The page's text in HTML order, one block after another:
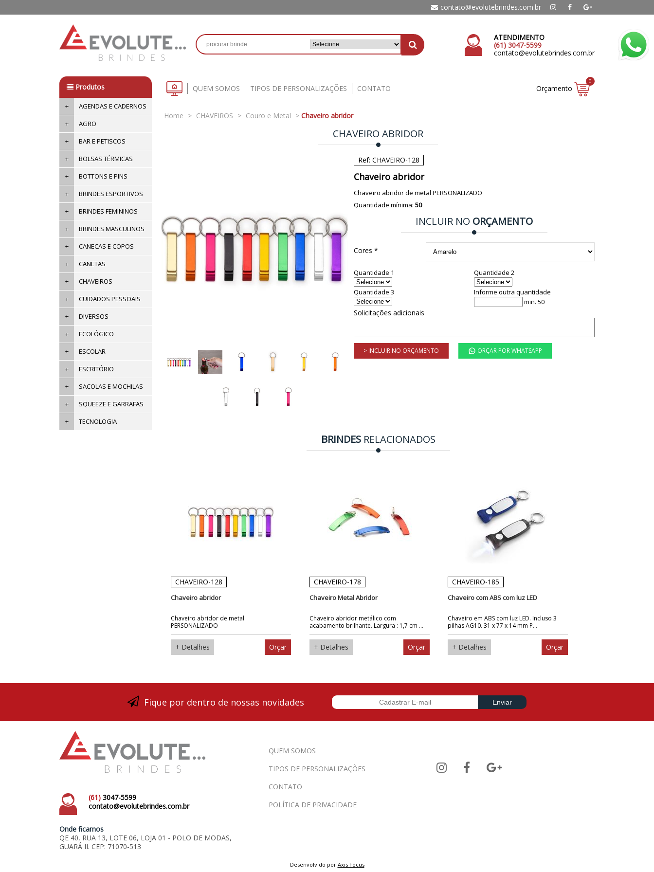
contato@evolutebrindes.com.br
ATENDIMENTO
(61) 3047-5599
contato@evolutebrindes.com.br
Produtos QUEM SOMOS TIPOS DE PERSONALIZAÇÕES CONTATO Orçamento
0
+
AGENDAS E CADERNOS
+
AGRO
+
BAR E PETISCOS
+
BOLSAS TÉRMICAS
+
BOTTONS E PINS
+
BRINDES ESPORTIVOS
+
BRINDES FEMININOS
+
BRINDES MASCULINOS
+
CANECAS E COPOS
+
CANETAS
+
CHAVEIROS
+
CUIDADOS PESSOAIS
+
DIVERSOS
+
ECOLÓGICO
+
ESCOLAR
+
ESCRITÓRIO
+
SACOLAS E MOCHILAS
+
SQUEEZE E GARRAFAS
+
TECNOLOGIA
Home > CHAVEIROS > Couro e Metal > Chaveiro abridor
CHAVEIRO ABRIDOR
Ref: CHAVEIRO-128
Chaveiro abridor
Chaveiro abridor de metal PERSONALIZADO
Quantidade mínima: 50
INCLUIR NO ORÇAMENTO
Cores *
Quantidade 1 Quantidade 2
Quantidade 3
Informe outra quantidade
min. 50
Solicitações adicionais
> INCLUIR NO ORÇAMENTO ORÇAR POR WHATSAPP
BRINDESRELACIONADOS
CHAVEIRO-128
Chaveiro abridor
Chaveiro abridor de metal
PERSONALIZADO
+ Detalhes Orçar
CHAVEIRO-178
Chaveiro Metal Abridor
Chaveiro abridor metálico com
acabamento brilhante. Largura : 1,7 cm ...
+ Detalhes Orçar
CHAVEIRO-185
Chaveiro com ABS com luz LED
Chaveiro em ABS com luz LED. Incluso 3
pilhas AG10. 31 x 77 x 14 mm P...
+ Detalhes Orçar
Fique por dentro de nossas novidades
(61) 3047-5599
contato@evolutebrindes.com.br
Onde ficamos
QE 40, RUA 13, LOTE 06, LOJA 01 - POLO DE MODAS,
GUARÁ II. CEP: 71070-513
QUEM SOMOS
TIPOS DE PERSONALIZAÇÕES
CONTATO
POLÍTICA DE PRIVACIDADE
Desenvolvido por Axis Focus